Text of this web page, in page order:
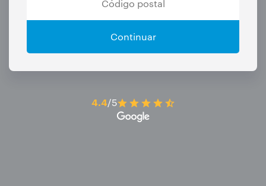
Continuar
4.4/5